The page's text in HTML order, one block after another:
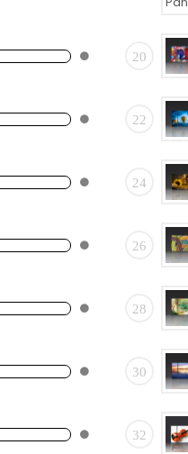
20
22
24
26
28
30
32